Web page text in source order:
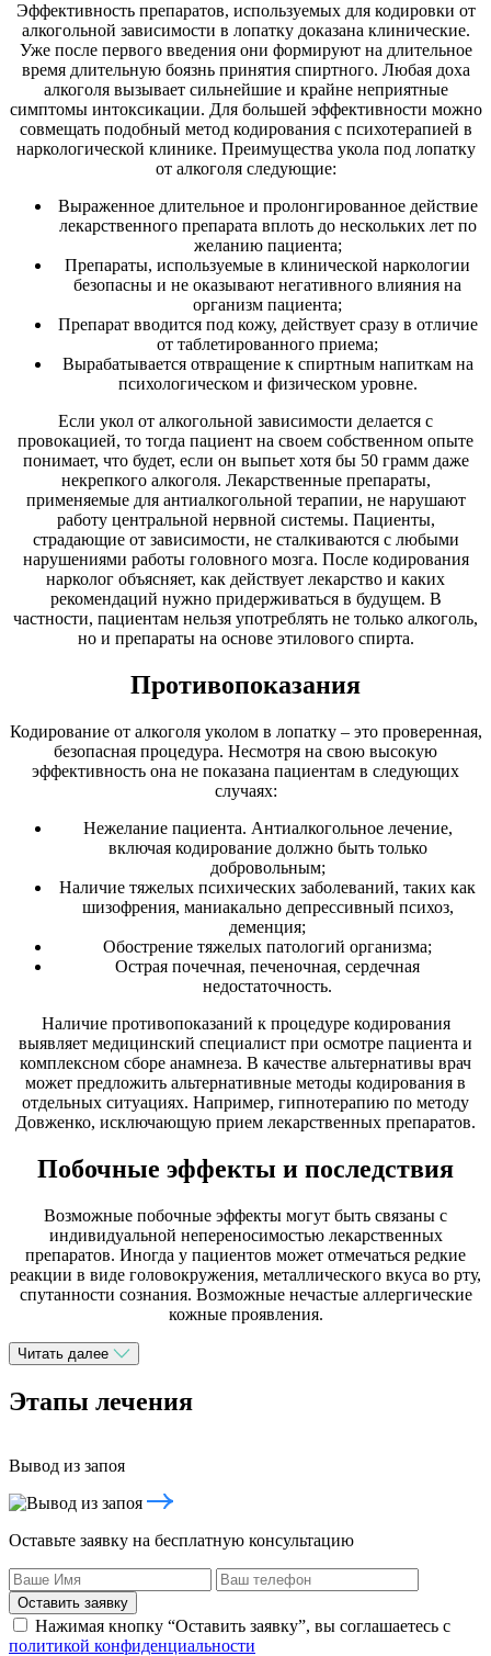
Эффективность препаратов, используемых для кодировки от
алкогольной зависимости в лопатку доказана клинические.
Уже после первого введения они формируют на длительное
время длительную боязнь принятия спиртного. Любая доха
алкоголя вызывает сильнейшие и крайне неприятные
симптомы интоксикации. Для большей эффективности можно
совмещать подобный метод кодирования с психотерапией в
наркологической клинике. Преимущества укола под лопатку
от алкоголя следующие:
Выраженное длительное и пролонгированное действие
лекарственного препарата вплоть до нескольких лет по
желанию пациента;
Препараты, используемые в клинической наркологии
безопасны и не оказывают негативного влияния на
организм пациента;
Препарат вводится под кожу, действует сразу в отличие
от таблетированного приема;
Вырабатывается отвращение к спиртным напиткам на
психологическом и физическом уровне.
Если укол от алкогольной зависимости делается с
провокацией, то тогда пациент на своем собственном опыте
понимает, что будет, если он выпьет хотя бы 50 грамм даже
некрепкого алкоголя. Лекарственные препараты,
применяемые для антиалкогольной терапии, не нарушают
работу центральной нервной системы. Пациенты,
страдающие от зависимости, не сталкиваются с любыми
нарушениями работы головного мозга. После кодирования
нарколог объясняет, как действует лекарство и каких
рекомендаций нужно придерживаться в будущем. В
частности, пациентам нельзя употреблять не только алкоголь,
но и препараты на основе этилового спирта.
Противопоказания
Кодирование от алкоголя уколом в лопатку – это проверенная,
безопасная процедура. Несмотря на свою высокую
эффективность она не показана пациентам в следующих
случаях:
Нежелание пациента. Антиалкогольное лечение,
включая кодирование должно быть только
добровольным;
Наличие тяжелых психических заболеваний, таких как
шизофрения, маниакально депрессивный психоз,
деменция;
Обострение тяжелых патологий организма;
Острая почечная, печеночная, сердечная
недостаточность.
Наличие противопоказаний к процедуре кодирования
выявляет медицинский специалист при осмотре пациента и
комплексном сборе анамнеза. В качестве альтернативы врач
может предложить альтернативные методы кодирования в
отдельных ситуациях. Например, гипнотерапию по методу
Довженко, исключающую прием лекарственных препаратов.
Побочные эффекты и последствия
Возможные побочные эффекты могут быть связаны с
индивидуальной непереносимостью лекарственных
препаратов. Иногда у пациентов может отмечаться редкие
реакции в виде головокружения, металлического вкуса во рту,
спутанности сознания. Возможные нечастые аллергические
кожные проявления.
Читать далее
Этапы лечения
Вывод из запоя
Оставьте заявку на бесплатную консультацию
Оставить заявку
Нажимая кнопку “Оставить заявку”, вы соглашаетесь с
политикой конфиденциальности